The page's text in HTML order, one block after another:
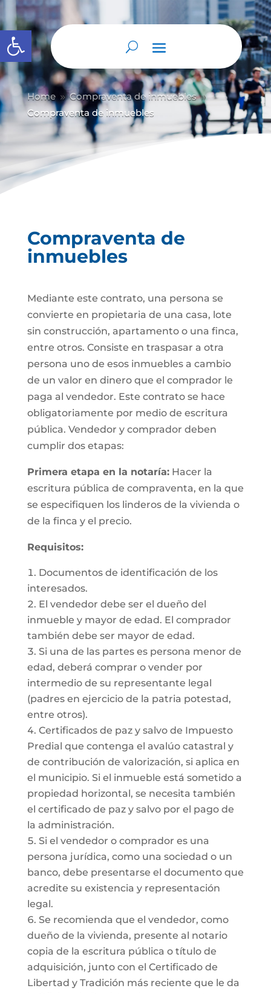
Abrir barra de herramientas
Home 9 Compraventa de inmuebles 9
Compraventa de inmuebles
Compraventa de
inmuebles
Mediante este contrato, una persona se
convierte en propietaria de una casa, lote
sin construcción, apartamento o una finca,
entre otros. Consiste en traspasar a otra
persona uno de esos inmuebles a cambio
de un valor en dinero que el comprador le
paga al vendedor. Este contrato se hace
obligatoriamente por medio de escritura
pública. Vendedor y comprador deben
cumplir dos etapas:
Primera etapa en la notaría:Hacer la
escritura pública de compraventa, en la que
se especifiquen los linderos de la vivienda o
de la finca y el precio.
Requisitos:
Documentos de identificación de los
interesados.
El vendedor debe ser el dueño del
inmueble y mayor de edad. El comprador
también debe ser mayor de edad.
Si una de las partes es persona menor de
edad, deberá comprar o vender por
intermedio de su representante legal
(padres en ejercicio de la patria potestad,
entre otros).
Certificados de paz y salvo de Impuesto
Predial que contenga el avalúo catastral y
de contribución de valorización, si aplica en
el municipio. Si el inmueble está sometido a
propiedad horizontal, se necesita también
el certificado de paz y salvo por el pago de
la administración.
Si el vendedor o comprador es una
persona jurídica, como una sociedad o un
banco, debe presentarse el documento que
acredite su existencia y representación
legal.
Se recomienda que el vendedor, como
dueño de la vivienda, presente al notario
copia de la escritura pública o título de
adquisición, junto con el Certificado de
Libertad y Tradición más reciente que le da